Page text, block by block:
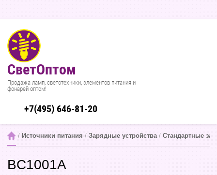
СветОптом
Продажа ламп, светотехники, элементов питания и
фонарей оптом!
+7(495) 646-81-20
/ Источники питания / Зарядные устройства / Стандартные
BC1001A